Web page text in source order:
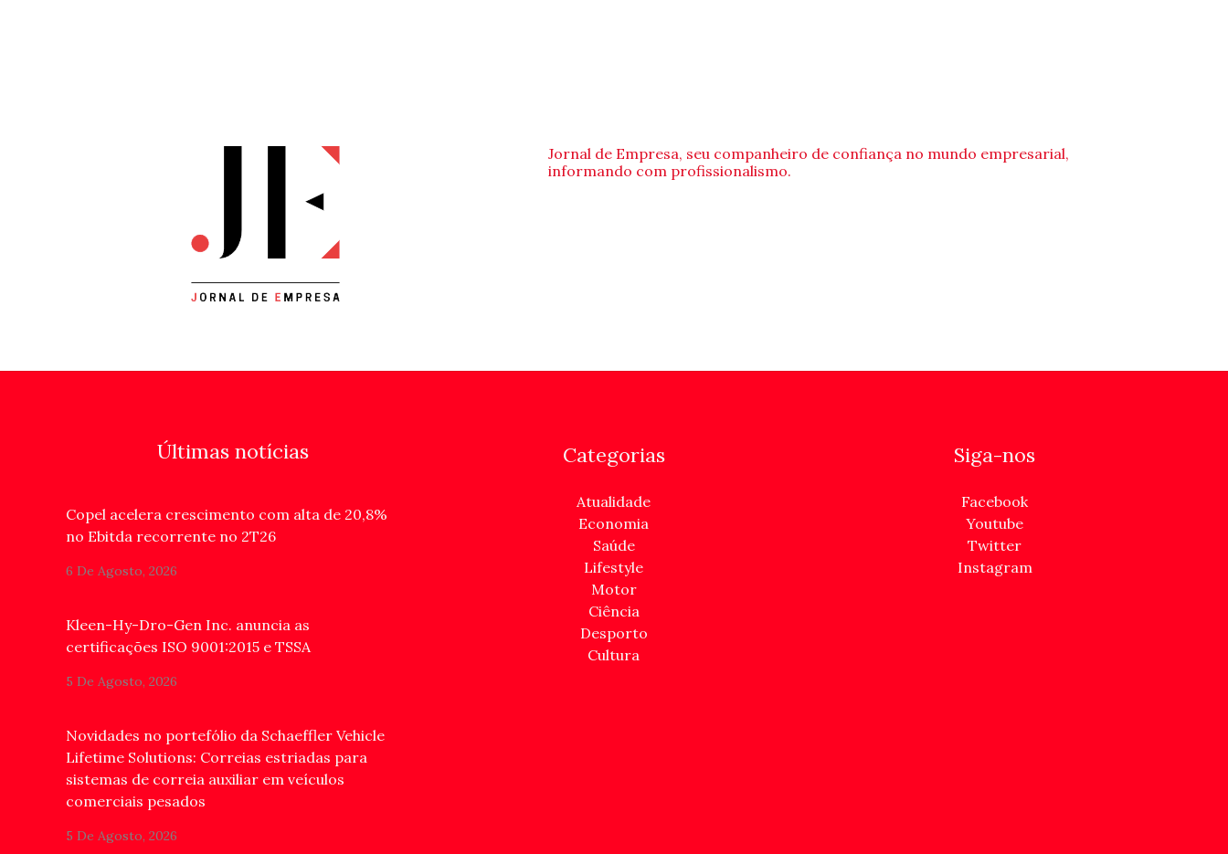
Jornal de Empresa, seu companheiro de confiança no mundo empresarial,
informando com profissionalismo.
Últimas notícias
Copel acelera crescimento com alta de 20,8%
no Ebitda recorrente no 2T26
6 De Agosto, 2026
Kleen-Hy-Dro-Gen Inc. anuncia as
certificações ISO 9001:2015 e TSSA
5 De Agosto, 2026
Novidades no portefólio da Schaeffler Vehicle
Lifetime Solutions: Correias estriadas para
sistemas de correia auxiliar em veículos
comerciais pesados
5 De Agosto, 2026
Categorias
Atualidade
Economia
Saúde
Lifestyle
Motor
Ciência
Desporto
Cultura
Siga-nos
Facebook
Youtube
Twitter
Instagram